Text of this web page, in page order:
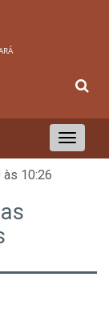
Toggle
navigation
10:26